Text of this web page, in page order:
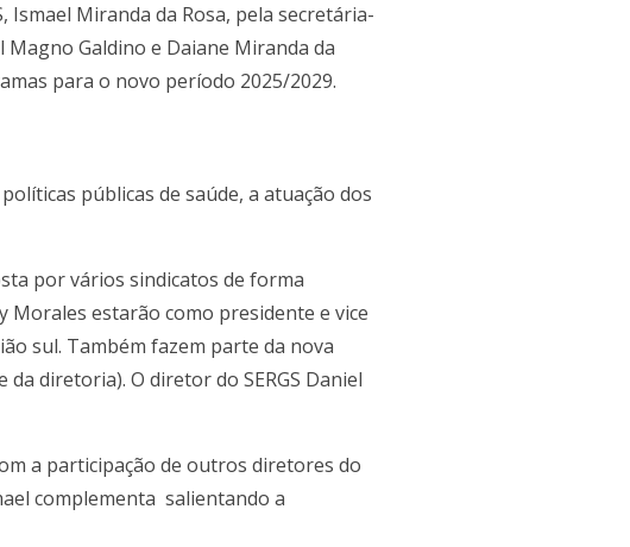
Miranda da Rosa, pela secretária-
Galdino e Daiane Miranda da
para o novo período 2025/2029.
públicas de saúde, a atuação dos
por vários sindicatos de forma
Morales estarão como presidente e vice
sul. Também fazem parte da nova
diretoria). O diretor do SERGS Daniel
a participação de outros diretores do
complementa salientando a